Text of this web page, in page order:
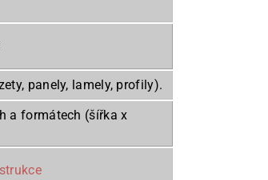
panely, lamely, profily).
a formátech (šířka x